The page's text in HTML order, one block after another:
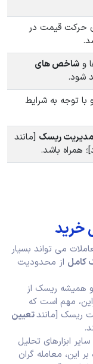
حرکت قیمت در
و شاخص های
شود.
با توجه به شرایط
مدیریت ریسک [مانند
همراه باشد.
خرید
می تواند بسیار
کامل از محدودیت
و همیشه ریسک از
مهم است که
ریسک [مانندتعیین
ابزارهای تحلیل
این، معامله گران